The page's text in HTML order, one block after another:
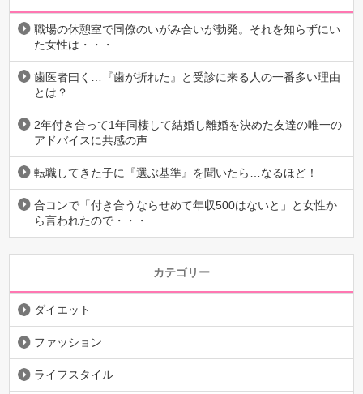
職場の休憩室で同僚のいがみ合いが勃発。それを知らずにい
た女性は・・・
歯医者曰く…『歯が折れた』と受診に来る人の一番多い理由
とは？
2年付き合って1年同棲して結婚し離婚を決めた友達の唯一の
アドバイスに共感の声
転職してきた子に『選ぶ基準』を聞いたら…なるほど！
合コンで「付き合うならせめて年収500はないと」と女性か
ら言われたので・・・
カテゴリー
ダイエット
ファッション
ライフスタイル